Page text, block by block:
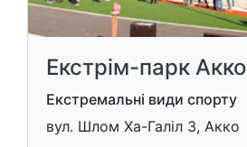
Екстрім-парк Акко
Екстремальні види спорту
вул. Шлом Ха-Галіл 3, Акко